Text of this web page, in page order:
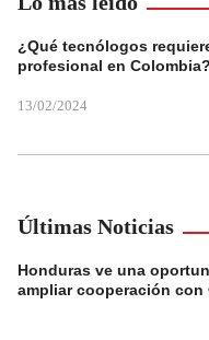
¿Qué tecnólogos
profesional en
13/02/2024
Últimas Noticias
Honduras ve una
ampliar cooperación con